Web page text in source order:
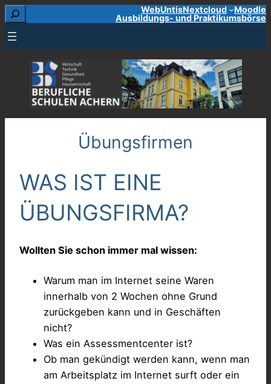
Zum
springen
Suchen WebUntisNextcloud
Moodle
Ausbildungs- und Praktikumsbörse
Übungsfirmen
WAS IST EINE
ÜBUNGSFIRMA?
Wollten Sie schon immer mal wissen:
Warum man im Internet seine Waren
innerhalb von 2 Wochen ohne Grund
zurückgeben kann und in Geschäften
nicht?
Was ein Assessmentcenter ist?
Ob man gekündigt werden kann, wenn man
am Arbeitsplatz im Internet surft oder ein